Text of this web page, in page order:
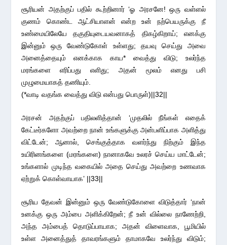
சூரியன் அதற்குப் பதில் கூற்றினார் ‘ஓ அரசனே! ஒரு வள்ளல்
குணம் கொண்ட ஆட்சியாளன் என்ற உன் நற்பெயருக்கு நீ
உண்மையிலேயே தகுதியுடையவனாகத் திகழ்கிறாய்; எனக்கு
இன்னும் ஒரு வேண்டுகோள் உள்ளது; தயவு செய்து அவை
அனைத்தையும் எனக்காக காய* வைத்து விடு; உலர்ந்த
மரங்களை எரிப்பது எளிது; அதன் மூலம் எனது பசி
முழுமையாகத் தணியும்.
(*வாடி வதங்க வைத்து விடு என்பது பொருள்)||32||
அரசன் அதற்குப் பதிலளித்தான் ‘முதலில் நீங்கள் எதைக்
கேட்டீர்களோ அவற்றை நான் உங்களுக்கு அன்பளிப்பாக அளித்து
விட்டேன்; ஆனால், செங்குத்தாக வளர்ந்து நிற்கும் இந்த
உயிரினங்களை (மரங்களை) நானாகவே உலரச் செய்ய மாட்டேன்;
உங்களால் முடிந்த வகையில் அதை செய்து அவற்றை உணவாக
ஏற்றுக் கொள்வாயாக’ ||33||
சூரிய தேவன் இன்னும் ஒரு வேண்டுகோளை விடுத்தார் ‘நான்
உனக்கு ஒரு அம்பை அளிக்கிறேன்; நீ உன் வில்லை நாணேற்றி,
அந்த அம்பைத் தொடுப்பாயாக; அதன் விளைவாக, பூமியில்
உள்ள அனைத்துத் தாவரங்களும் தாமாகவே உலர்ந்து விடும்;